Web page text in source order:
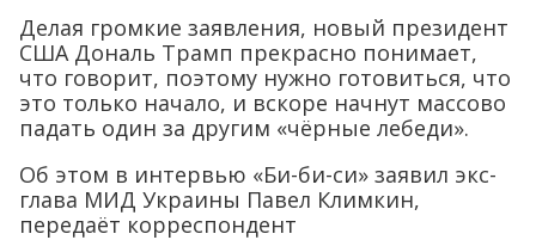
Делая громкие заявления, новый президент
США Дональ Трамп прекрасно понимает,
что говорит, поэтому нужно готовиться, что
это только начало, и вскоре начнут массово
падать один за другим «чёрные лебеди».
Об этом в интервью «Би-би-си» заявил экс-
глава МИД Украины Павел Климкин,
передаёт корреспондент